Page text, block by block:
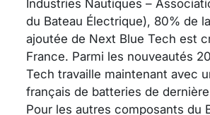
Industries Nautiques –
du Bateau Électrique), 80% de
ajoutée de Next Blue Tech est
France. Parmi les nouveautés
Tech travaille maintenant avec
français de batteries de
Pour les autres composants du